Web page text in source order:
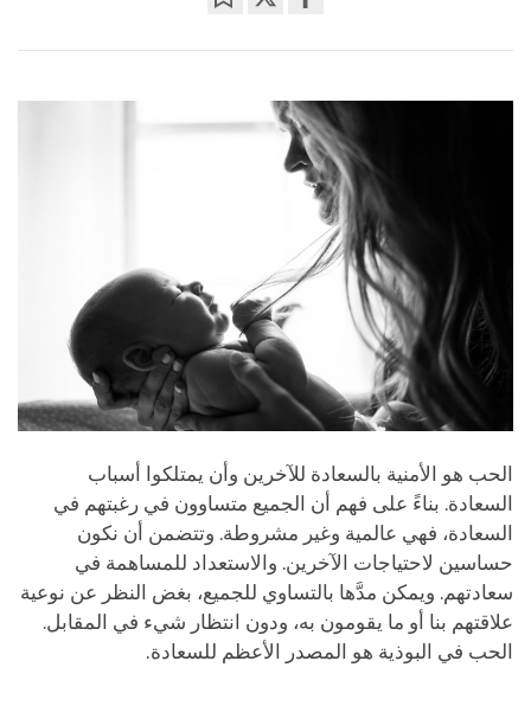
on
الحب هو الأمنية بالسعادة للآخرين وأن يمتلكوا أسباب
السعادة. بناءً على فهم أن الجميع متساوون في رغبتهم في
السعادة، فهي عالمية وغير مشروطة. وتتضمن أن نكون
حساسين لاحتياجات الآخرين. واﻻستعداد للمساهمة في
سعادتهم. ويمكن مدَّها بالتساوي للجميع، بغض النظر عن نوعية
علاقتهم بنا أو ما يقومون به، ودون انتظار شيء في المقابل.
الحب في البوذية هو المصدر الأعظم للسعادة.